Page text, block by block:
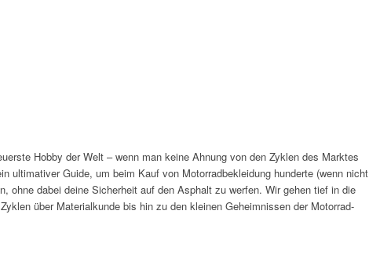
Hobby der Welt – wenn man keine Ahnung von den Zyklen des Marktes
ultimativer Guide, um beim Kauf von Motorradbekleidung hunderte (wenn nicht
ohne dabei deine Sicherheit auf den Asphalt zu werfen. Wir gehen tief in die
über Materialkunde bis hin zu den kleinen Geheimnissen der Motorrad-